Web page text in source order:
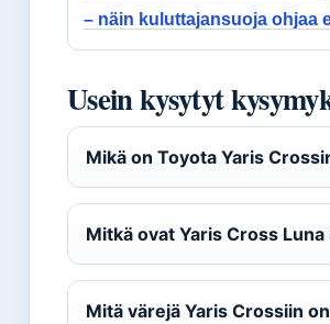
– näin kuluttajansuoja ohjaa
Usein kysytyt
Mikä on Toyota Yaris
Mitkä ovat Yaris Cross
Mitä värejä Yaris Crossiin